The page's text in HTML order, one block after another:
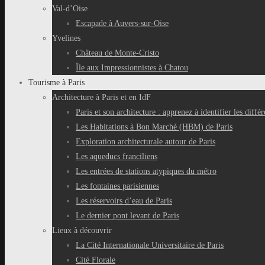
Val-d’Oise
Escapade à Auvers-sur-Oise
Yvelines
Château de Monte-Cristo
Île aux Impressionnistes à Chatou
Tourisme à Paris
Architecture à Paris et en IdF
Paris et son architecture : apprenez à identifier les
Les Habitations à Bon Marché (HBM) de Paris
Exploration architecturale autour de Paris
Les aqueducs franciliens
Les entrées de stations atypiques du métro
Les fontaines parisiennes
Les réservoirs d’eau de Paris
Le dernier pont levant de Paris
Lieux à découvrir
La Cité Internationale Universitaire de Paris
Cité Florale